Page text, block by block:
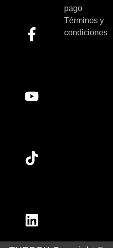
pago
Términos y
condiciones